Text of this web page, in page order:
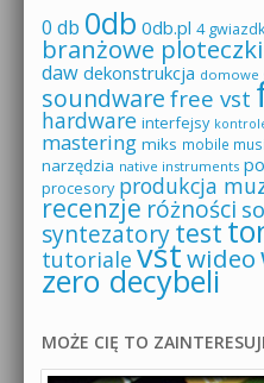
0 db 0db 0db.pl 4
branżowe
daw dekonstrukcja domowe
soundware free vst
hardware interfejsy
mastering miks mobile
narzędzia native instruments
procesory produkcja
recenzje różności
syntezatorytest
tutoriale vstwideo
zero decybeli
MOŻE CIĘ TO